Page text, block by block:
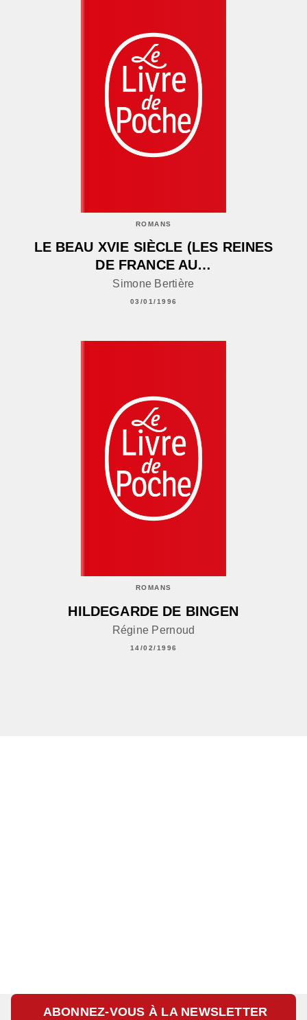
ROMANS
LE BEAU XVIE SIÈCLE (LES REINES
DE FRANCE AU…
Simone Bertière
03/01/1996
ROMANS
HILDEGARDE DE BINGEN
Régine Pernoud
14/02/1996
ABONNEZ-VOUS À LA NEWSLETTER